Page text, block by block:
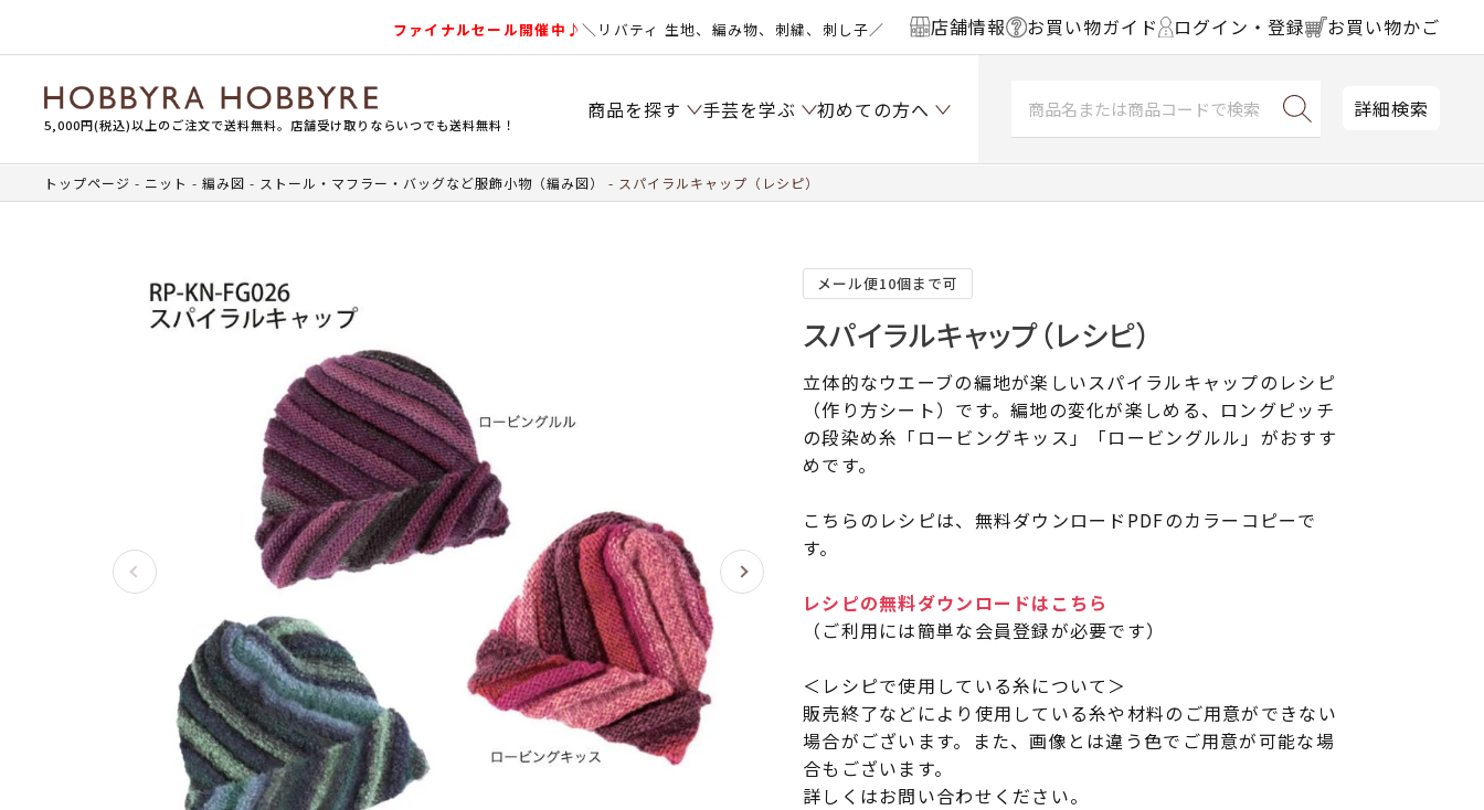
ファイナルセール開催中♪＼リバティ 生地、編み物、刺繍、刺し子／ 店舗情報 お買い物ガイド ログイン・登録 お買い物かご
5,000円(税込)以上のご注文で送料無料。店舗受け取りならいつでも送料無料！
商品を探す 手芸を学ぶ 初めての方へ 詳細検索
トップページ ニット 編み図 ストール・マフラー・バッグなど服飾小物（編み図） スパイラルキャップ（レシピ）
メール便10個まで可
スパイラルキャップ（レシピ）
立体的なウエーブの編地が楽しいスパイラルキャップのレシピ
（作り方シート）です。編地の変化が楽しめる、ロングピッチ
の段染め糸「ロービングキッス」「ロービングルル」がおすす
めです。
こちらのレシピは、無料ダウンロードPDFのカラーコピーで
す。
レシピの無料ダウンロードはこちら
（ご利用には簡単な会員登録が必要です）
＜レシピで使用している糸について＞
販売終了などにより使用している糸や材料のご用意ができない
場合がございます。また、画像とは違う色でご用意が可能な場
合もございます。
詳しくはお問い合わせください。